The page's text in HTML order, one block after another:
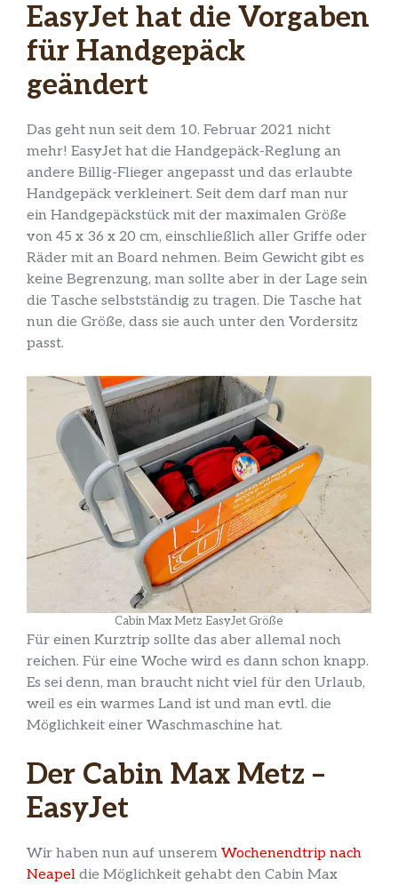
EasyJet hat die Vorgaben
für Handgepäck
geändert
Das geht nun seit dem 10. Februar 2021 nicht
mehr! EasyJet hat die Handgepäck-Reglung an
andere Billig-Flieger angepasst und das erlaubte
Handgepäck verkleinert. Seit dem darf man nur
ein Handgepäckstück mit der maximalen Größe
von 45 x 36 x 20 cm, einschließlich aller Griffe oder
Räder mit an Board nehmen. Beim Gewicht gibt es
keine Begrenzung, man sollte aber in der Lage sein
die Tasche selbstständig zu tragen. Die Tasche hat
nun die Größe, dass sie auch unter den Vordersitz
passt.
Cabin Max Metz EasyJet Größe
Für einen Kurztrip sollte das aber allemal noch
reichen. Für eine Woche wird es dann schon knapp.
Es sei denn, man braucht nicht viel für den Urlaub,
weil es ein warmes Land ist und man evtl. die
Möglichkeit einer Waschmaschine hat.
Der Cabin Max Metz –
EasyJet
Wir haben nun auf unserem Wochenendtrip nach
Neapel die Möglichkeit gehabt den Cabin Max